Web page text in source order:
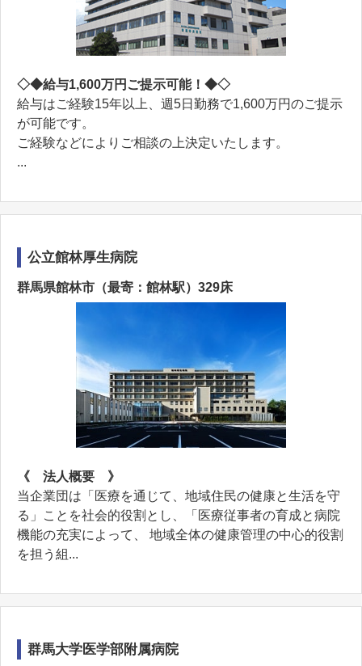
◇◆給与1,600万円ご提示可能！◆◇
給与はご経験15年以上、週5日勤務で1,600万円のご提示
が可能です。
ご経験などによりご相談の上決定いたします。
...
公立館林厚生病院
群馬県館林市（最寄：館林駅）329床
《 法人概要 》
当企業団は「医療を通じて、地域住民の健康と生活を守
る」ことを社会的役割とし、「医療従事者の育成と病院
機能の充実によって、 地域全体の健康管理の中心的役割
を担う組...
群馬大学医学部附属病院